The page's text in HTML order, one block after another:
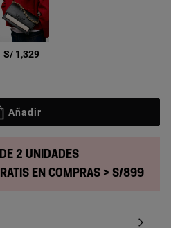
S/ 1,329
Añadir
2 UNIDADES
en compras > S/899